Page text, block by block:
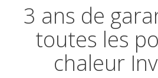
3 ans de
toutes les
chaleur